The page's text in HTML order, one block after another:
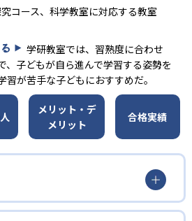
コース、科学教室に対応する教室
学研教室では、習熟度に合わせ
、子どもが自ら進んで学習する姿勢を
習が苦手な子どもにおすすめだ。
メリット・デ
メリット
合格実績